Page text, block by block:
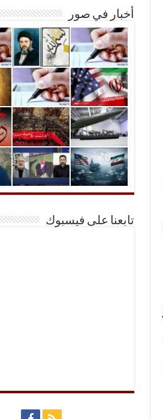
أخبار في صور
تابعنا على فيسبوك